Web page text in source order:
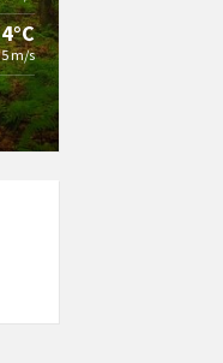
5 m/s